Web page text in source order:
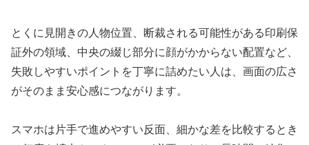
とくに見開きの人物位置、断裁される可能性がある印刷保
証外の領域、中央の綴じ部分に顔がかからない配置など、
失敗しやすいポイントを丁寧に詰めたい人は、画面の広さ
がそのまま安心感につながります。
スマホは片手で進めやすい反面、細かな差を比較するとき